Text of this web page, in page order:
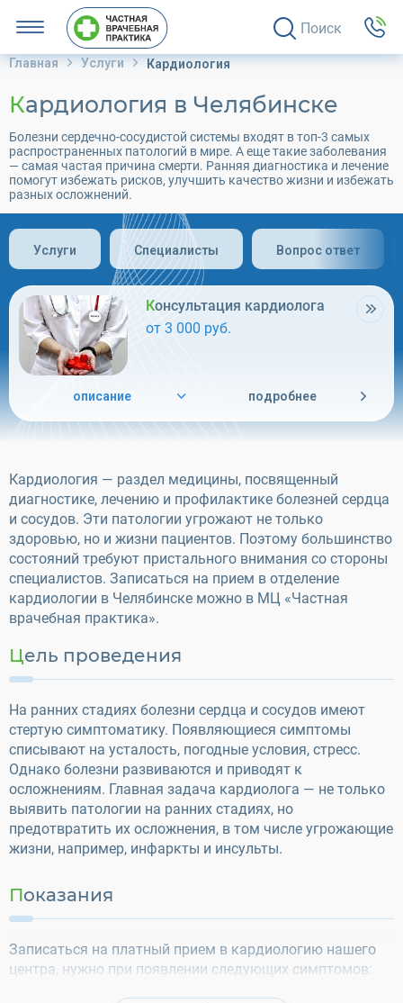
Поиск
Главная Услуги Кардиология
Кардиология в Челябинске
Болезни сердечно-сосудистой системы входят в топ-3 самых
распространенных патологий в мире. А еще такие заболевания
— самая частая причина смерти. Ранняя диагностика и лечение
помогут избежать рисков, улучшить качество жизни и избежать
разных осложнений.
Услуги Специалисты Вопрос ответ
Консультация кардиолога
от 3 000 руб.
описание подробнее
Кардиология — раздел медицины, посвященный
диагностике, лечению и профилактике болезней сердца
и сосудов. Эти патологии угрожают не только
здоровью, но и жизни пациентов. Поэтому большинство
состояний требуют пристального внимания со стороны
специалистов. Записаться на прием в отделение
кардиологии в Челябинске можно в МЦ «Частная
врачебная практика».
Цель проведения
На ранних стадиях болезни сердца и сосудов имеют
стертую симптоматику. Появляющиеся симптомы
списывают на усталость, погодные условия, стресс.
Однако болезни развиваются и приводят к
осложнениям. Главная задача кардиолога — не только
выявить патологии на ранних стадиях, но
предотвратить их осложнения, в том числе угрожающие
жизни, например, инфаркты и инсульты.
Показания
Записаться на платный прием в кардиологию нашего
центра, нужно при появлении следующих симптомов: